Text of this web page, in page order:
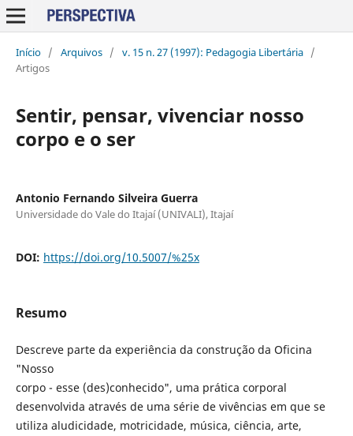
Início / Arquivos / v. 15 n. 27 (1997): Pedagogia Libertária /
Artigos
Sentir, pensar, vivenciar nosso
corpo e o ser
Antonio Fernando Silveira Guerra
Universidade do Vale do Itajaí (UNIVALI), Itajaí
DOI: https://doi.org/10.5007/%25x
Resumo
Descreve parte da experiência da construção da Oficina
"Nosso
corpo - esse (des)conhecido", uma prática corporal
desenvolvida através de uma série de vivências em que se
utiliza aludicidade, motricidade, música, ciência, arte,